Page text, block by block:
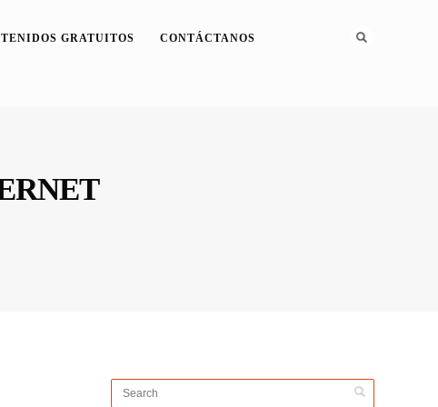
GRATUITOS CONTÁCTANOS